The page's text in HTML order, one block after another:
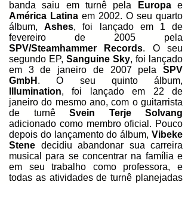
banda saiu em turnê pela
Europae
América Latina em 2002. O seu quarto
álbum,Ashes, foi lançado em 1 de
fevereiro de 2005 pela
SPV/Steamhammer Records. O seu
segundo EP, Sanguine Sky, foi lançado
em 3 de janeiro de 2007 pela SPV
GmbH . O seu quinto álbum,
Illumination, foi lançado em 22 de
janeiro do mesmo ano, com o guitarrista
de turnê Svein Terje Solvang
adicionado como membro oficial. Pouco
depois do lançamento do álbum, Vibeke
Stene decidiu abandonar sua carreira
musical para se concentrar na família e
em seu trabalho como professora, e
todas as atividades de turnê planejadas